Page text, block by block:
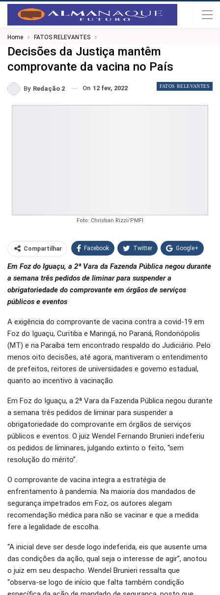
Home FATOS RELEVANTES
Decisões da Justiça mantêm
comprovante da vacina no País
FATOS RELEVANTES
By Redação 2 On 12 fev, 2022
Foto: Christian Rizzi/PMFI
Compartilhar Facebook Twitter Google+
WhatsApp Pinterest
Em Foz do Iguaçu, a 2ª Vara da Fazenda Pública negou durante
a semana três pedidos de liminar para suspender a
obrigatoriedade do comprovante em órgãos de serviços
públicos e eventos
A exigência do comprovante de vacina contra a covid-19 em
Foz do Iguaçu, Curitiba e Maringá, no Paraná, Rondonópolis
(MT) e na Paraíba tem encontrado respaldo do Judiciário. Pelo
menos oito decisões, até agora, mantiveram o entendimento
de prefeitos, reitores de universidades e governo estadual,
quanto ao incentivo à vacinação.
Em Foz do Iguaçu, a 2ª Vara da Fazenda Pública negou durante
a semana três pedidos de liminar para suspender a
obrigatoriedade do comprovante em órgãos de serviços
públicos e eventos. O juiz Wendel Fernando Brunieri indeferiu
os pedidos de liminares, julgando extinto o feito, “sem
resolução do mérito”.
O comprovante de vacina integra a estratégia de
enfrentamento à pandemia. Na maioria dos mandados de
segurança impetrados em Foz, os autores alegam
recomendação médica para não se vacinar e que a medida
fere a legalidade de escolha.
“A inicial deve ser desde logo indeferida, eis que ausente uma
das condições da ação, qual seja o interesse de agir”, anotou
o juiz em seu despacho. Wendel Brunieri ressalta que
“observa-se logo de início que falta também condição